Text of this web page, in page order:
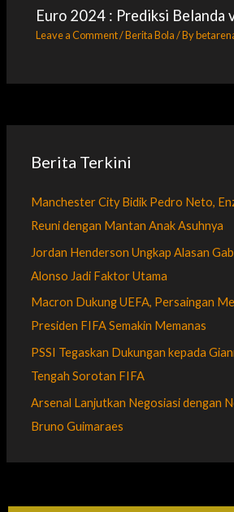
Euro 2024 : Prediksi Belanda
Leave a Comment/Berita Bola/ By
Berita Terkini
Manchester City Bidik Pedro Neto,
Reuni dengan Mantan Anak Asuhnya
Jordan Henderson Ungkap Alasan
Alonso Jadi Faktor Utama
Macron Dukung UEFA, Persaingan
Presiden FIFA Semakin Memanas
PSSI Tegaskan Dukungan kepada
Tengah Sorotan FIFA
Arsenal Lanjutkan Negosiasi dengan
Bruno Guimaraes